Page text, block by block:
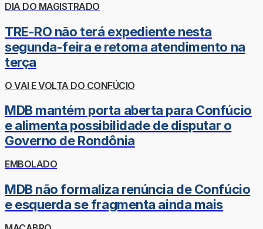
DIA DO MAGISTRADO
TRE-RO não terá expediente nesta
segunda-feira e retoma atendimento na
terça
O VAI E VOLTA DO CONFÚCIO
MDB mantém porta aberta para Confúcio
e alimenta possibilidade de disputar o
Governo de Rondônia
EMBOLADO
MDB não formaliza renúncia de Confúcio
e esquerda se fragmenta ainda mais